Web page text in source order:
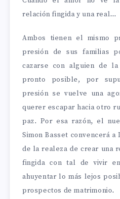
relación fingida y una real…
Ambos tienen el mismo
presión de sus familias
cazarse con alguien de
pronto posible, por
presión se vuelve una
querer escapar hacia otro
paz. Por esa razón, el
Simon Basset convencerá a
de la realeza de crear una
fingida con tal de vivir
ahuyentar lo más lejos
prospectos de matrimonio.